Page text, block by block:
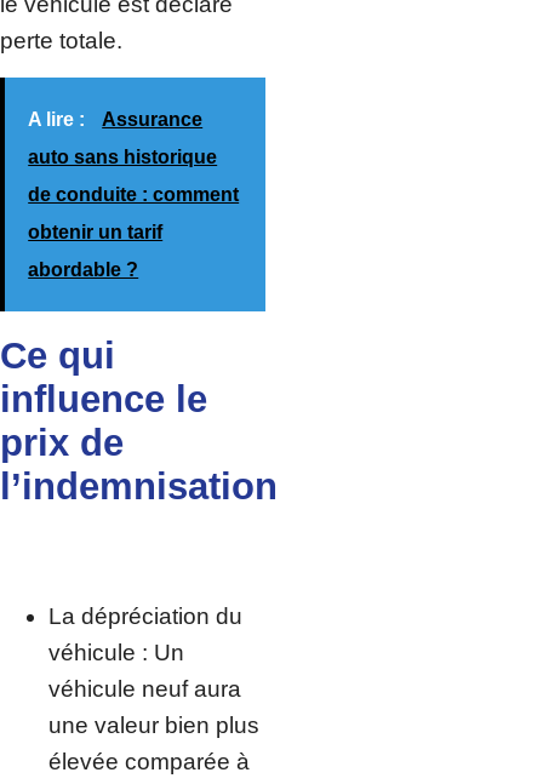
perte totale.
A lire :
Assurance
auto sans historique
de conduite : comment
obtenir un tarif
abordable ?
Ce qui
influence le
prix de
l’indemnisation
La dépréciation du
véhicule : Un
véhicule neuf aura
une valeur bien plus
élevée comparée à